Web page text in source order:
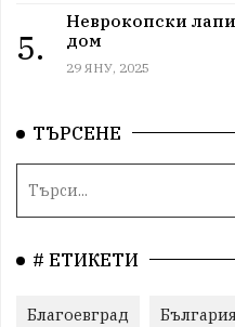
5.
Неврокопски
дом
29 ЯНУ, 2025
ТЪРСЕНЕ
# ЕТИКЕТИ
Благоевград